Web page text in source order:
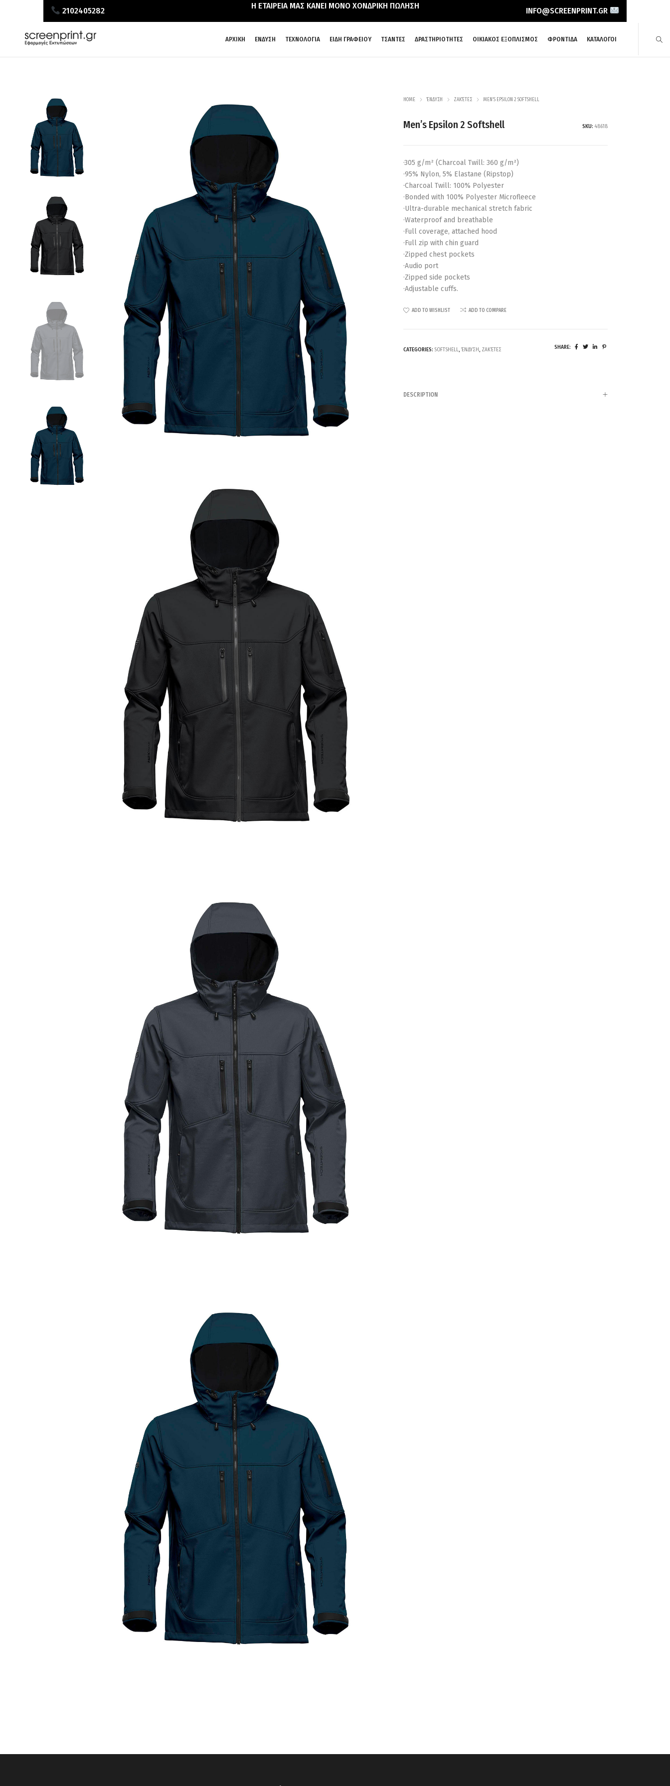
2102405282 Η ΕΤΑΙΡΕΙΑ ΜΑΣ ΚΑΝΕΙ ΜΟΝΟ ΧΟΝΔΡΙΚΗ ΠΩΛΗΣΗ INFO@SCREENPRINT.GR
ΑΡΧΙΚΗ ΕΝΔΥΣΗ ΤΕΧΝΟΛΟΓΙΑ ΕΙΔΗ ΓΡΑΦΕΙΟΥ ΤΣΑΝΤΕΣ ΔΡΑΣΤΗΡΙΟΤΗΤΕΣ ΟΙΚΙΑΚΟΣ ΕΞΟΠΛΙΣΜΟΣ ΦΡΟΝΤΙΔΑ ΚΑΤΑΛΟΓΟΙ
HOME ΈΝΔΥΣΗ ΖΑΚΈΤΕΣ MEN’S EPSILON 2 SOFTSHELL
Men’s Epsilon 2 Softshell SKU: 48618
·305 g/m² (Charcoal Twill: 360 g/m²)
·95% Nylon, 5% Elastane (Ripstop)
·Charcoal Twill: 100% Polyester
·Bonded with 100% Polyester Microfleece
·Ultra-durable mechanical stretch fabric
·Waterproof and breathable
·Full coverage, attached hood
·Full zip with chin guard
·Zipped chest pockets
·Audio port
·Zipped side pockets
·Adjustable cuffs.
ADD TO WISHLIST ADD TO COMPARE
CATEGORIES: SOFTSHELL, ΈΝΔΥΣΗ, ΖΑΚΈΤΕΣ SHARE:
DESCRIPTION